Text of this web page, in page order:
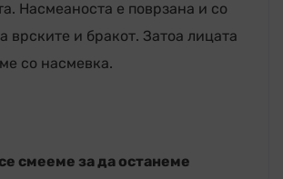
Насмеаноста е поврзана и со
врските и бракот. Затоа лицата
со насмевка.
смееме за да останеме